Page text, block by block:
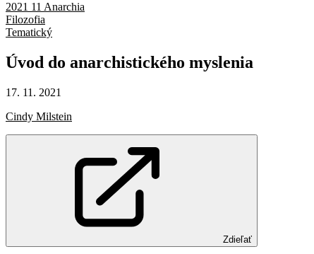
2021 11 Anarchia
Filozofia
Tematický
Úvod do anarchistického myslenia
17. 11. 2021
Cindy Milstein
Zdieľať